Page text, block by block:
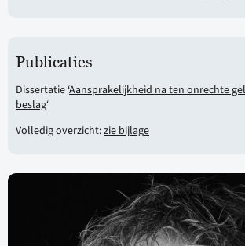
Publicaties
Dissertatie ‘Aansprakelijkheid na ten onrechte
beslag‘
Volledig overzicht:zie bijlage